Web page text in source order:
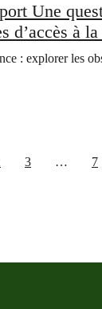
Une
d’accès à
: explorer les
3 … 7